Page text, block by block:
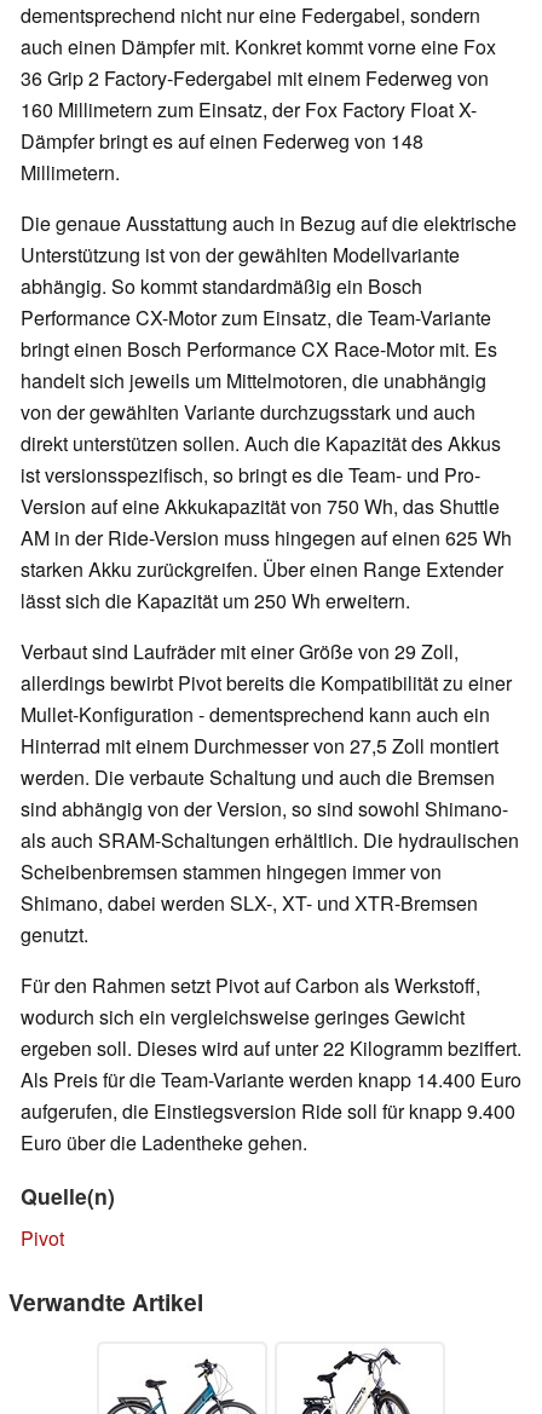
dementsprechend nicht nur eine Federgabel, sondern
auch einen Dämpfer mit. Konkret kommt vorne eine Fox
36 Grip 2 Factory-Federgabel mit einem Federweg von
160 Millimetern zum Einsatz, der Fox Factory Float X-
Dämpfer bringt es auf einen Federweg von 148
Millimetern.
Die genaue Ausstattung auch in Bezug auf die elektrische
Unterstützung ist von der gewählten Modellvariante
abhängig. So kommt standardmäßig ein Bosch
Performance CX-Motor zum Einsatz, die Team-Variante
bringt einen Bosch Performance CX Race-Motor mit. Es
handelt sich jeweils um Mittelmotoren, die unabhängig
von der gewählten Variante durchzugsstark und auch
direkt unterstützen sollen. Auch die Kapazität des Akkus
ist versionsspezifisch, so bringt es die Team- und Pro-
Version auf eine Akkukapazität von 750 Wh, das Shuttle
AM in der Ride-Version muss hingegen auf einen 625 Wh
starken Akku zurückgreifen. Über einen Range Extender
lässt sich die Kapazität um 250 Wh erweitern.
Verbaut sind Laufräder mit einer Größe von 29 Zoll,
allerdings bewirbt Pivot bereits die Kompatibilität zu einer
Mullet-Konfiguration - dementsprechend kann auch ein
Hinterrad mit einem Durchmesser von 27,5 Zoll montiert
werden. Die verbaute Schaltung und auch die Bremsen
sind abhängig von der Version, so sind sowohl Shimano-
als auch SRAM-Schaltungen erhältlich. Die hydraulischen
Scheibenbremsen stammen hingegen immer von
Shimano, dabei werden SLX-, XT- und XTR-Bremsen
genutzt.
Für den Rahmen setzt Pivot auf Carbon als Werkstoff,
wodurch sich ein vergleichsweise geringes Gewicht
ergeben soll. Dieses wird auf unter 22 Kilogramm beziffert.
Als Preis für die Team-Variante werden knapp 14.400 Euro
aufgerufen, die Einstiegsversion Ride soll für knapp 9.400
Euro über die Ladentheke gehen.
Quelle(n)
Pivot
Verwandte Artikel